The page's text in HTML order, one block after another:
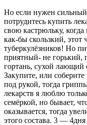
Но если нужен сильный
потрудитесь купить
свою кастрюльку,
как-бы скользкий,
туберкулёзников! Но
приятный- не горький,
гортань, сухой лающий
Закупите, или
под рукой, тогда
лекарств я люблю
семёркой, но бывает,
оказывается, тогда
этого состава. 3 —